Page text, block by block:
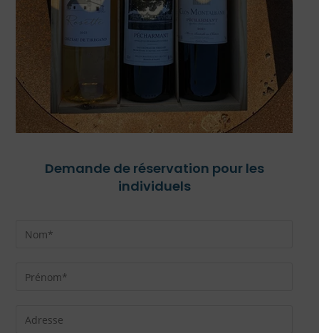
Demande de réservation pour les
individuels